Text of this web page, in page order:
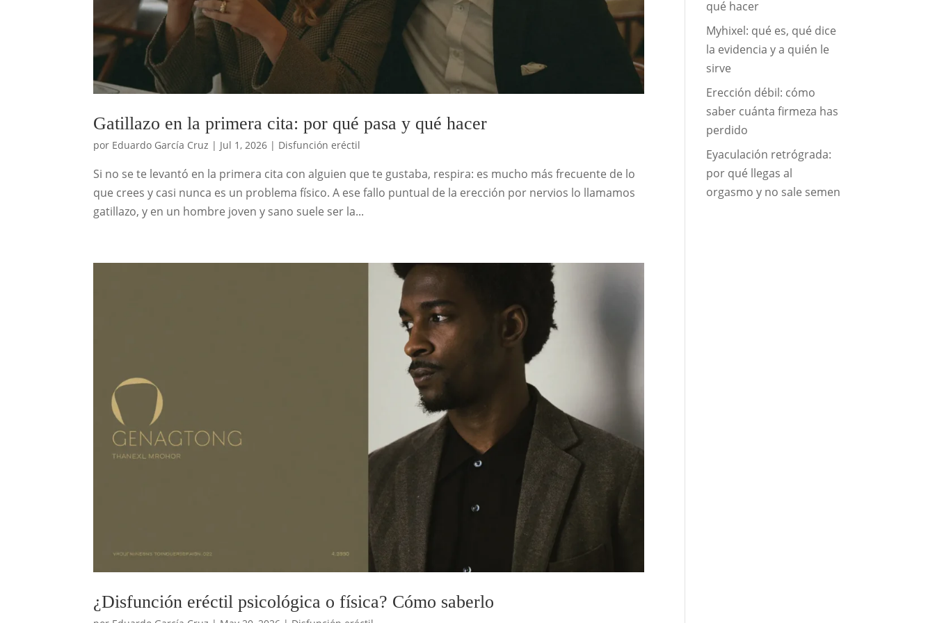
Gatillazo en la primera cita: por qué pasa y qué hacer
por Eduardo García Cruz | Jul 1, 2026 | Disfunción eréctil
Si no se te levantó en la primera cita con alguien que te gustaba, respira: es mucho más frecuente de lo
que crees y casi nunca es un problema físico. A ese fallo puntual de la erección por nervios lo llamamos
gatillazo, y en un hombre joven y sano suele ser la...
¿Disfunción eréctil psicológica o física? Cómo saberlo
qué hacer
Myhixel: qué es, qué dice
la evidencia y a quién le
sirve
Erección débil: cómo
saber cuánta firmeza has
perdido
Eyaculación retrógrada:
por qué llegas al
orgasmo y no sale semen